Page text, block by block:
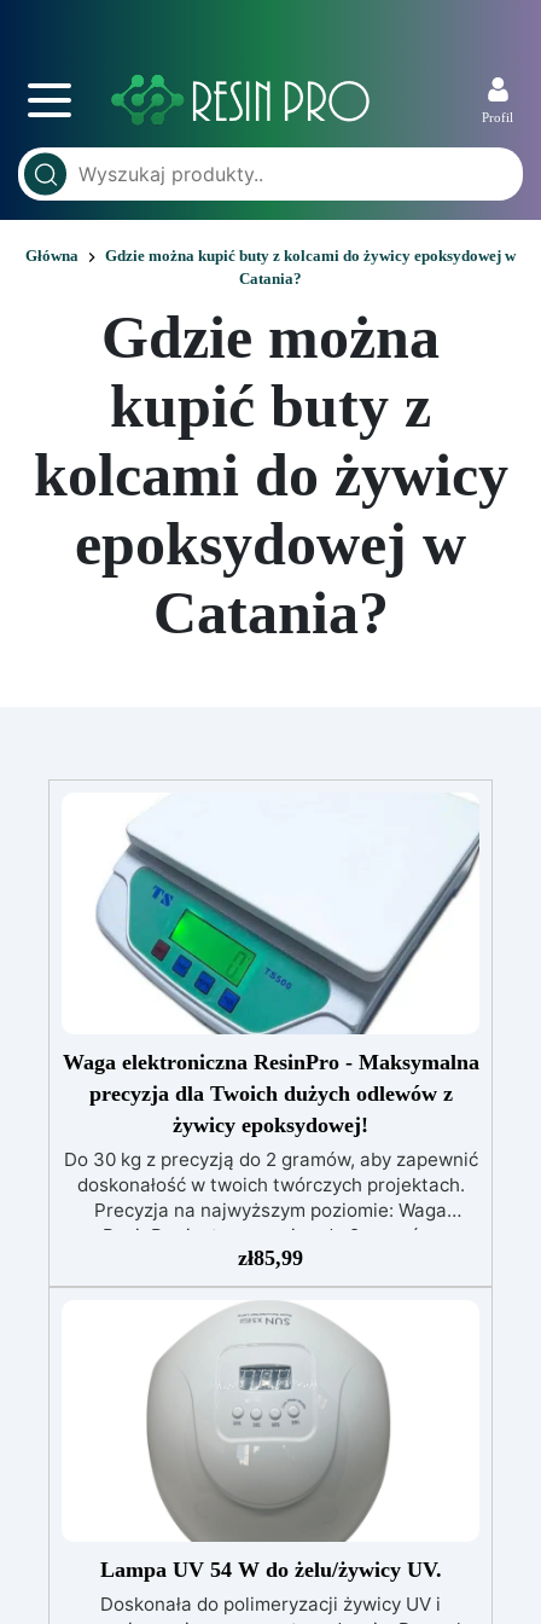
Profil
Główna
Gdzie można kupić buty z kolcami do żywicy epoksydowej w
Catania?
Gdzie można
kupić buty z
kolcami do żywicy
epoksydowej w
Catania?
Waga elektroniczna ResinPro - Maksymalna
precyzja dla Twoich dużych odlewów z
żywicy epoksydowej!
Do 30 kg z precyzją do 2 gramów, aby zapewnić
doskonałość w twoich twórczych projektach.
Precyzja na najwyższym poziomie: Waga
ResinPro jest precyzyjna do 2 gramów,
umożliwiając ważenie do 30 kg, co zapewnia
maksymalną dokładność przy odlewie żywicy
epoksydowej. Wysoka Pojemność: Z
pojemnością ważenia do 30 kg, idealna także
do dużych odlewów, takich jak stoły z drewna i
żywicy. Wyższa Wydajność: Zmniejsza ryzyko
egzotermii, która mogłaby zagrażać
końcowemu rezultatowi. Wykonując wszystko
jednym odlewem, minimalizujesz błędy i
oszczędzasz czas. Wiarygodność: Zapewnia Ci
pewność doskonałego rezultatu, zgodnego z
Twoimi oczekiwaniami. Elektroniczna waga
ResinPro to niezbędne narzędzie dla osób
pracujących z żywicą epoksydową. Bez względu
na to, czy tworzysz dzieła sztuki, czy duże stoły
zł85,99
Lampa UV 54 W do żelu/żywicy UV.
Doskonała do polimeryzacji żywicy UV i